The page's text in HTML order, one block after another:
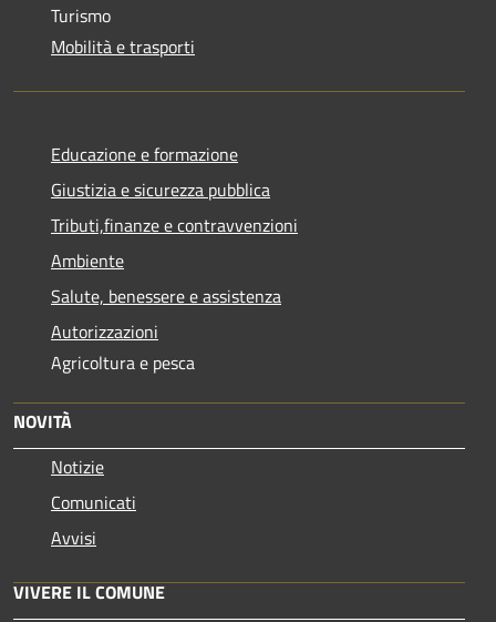
Turismo
Mobilità e trasporti
Educazione e formazione
Giustizia e sicurezza pubblica
Tributi,finanze e contravvenzioni
Ambiente
Salute, benessere e assistenza
Autorizzazioni
Agricoltura e pesca
NOVITÀ
Notizie
Comunicati
Avvisi
VIVERE IL COMUNE